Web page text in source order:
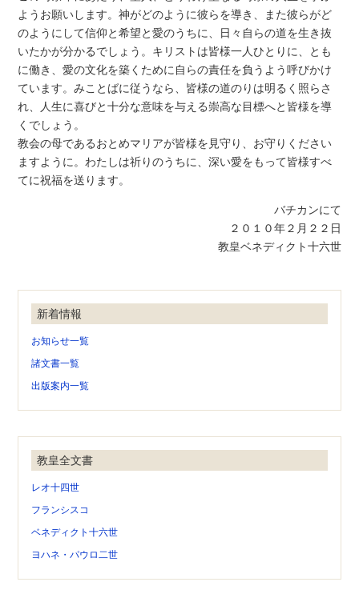
ようお願いします。神がどのように彼らを導き、また彼らがど
のようにして信仰と希望と愛のうちに、日々自らの道を生き抜
いたかが分かるでしょう。キリストは皆様一人ひとりに、とも
に働き、愛の文化を築くために自らの責任を負うよう呼びかけ
ています。みことばに従うなら、皆様の道のりは明るく照らさ
れ、人生に喜びと十分な意味を与える崇高な目標へと皆様を導
くでしょう。
教会の母であるおとめマリアが皆様を見守り、お守りください
ますように。わたしは祈りのうちに、深い愛をもって皆様すべ
てに祝福を送ります。
バチカンにて
２０１０年２月２２日
教皇ベネディクト十六世
新着情報
お知らせ一覧
諸文書一覧
出版案内一覧
教皇全文書
レオ十四世
フランシスコ
ベネディクト十六世
ヨハネ・パウロ二世